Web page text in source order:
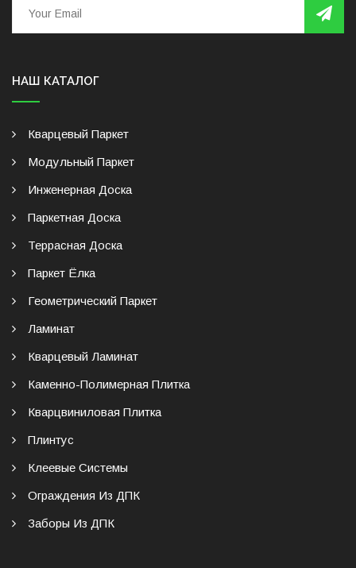
НАШ КАТАЛОГ
Кварцевый Паркет
Модульный Паркет
Инженерная Доска
Паркетная Доска
Террасная Доска
Паркет Ёлка
Геометрический Паркет
Ламинат
Кварцевый Ламинат
Каменно-Полимерная Плитка
Кварцвиниловая Плитка
Плинтус
Клеевые Системы
Ограждения Из ДПК
Заборы Из ДПК